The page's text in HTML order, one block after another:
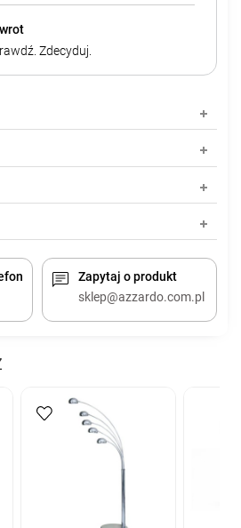
Zdecyduj.
Zapytaj o produkt
sklep@azzardo.com.pl